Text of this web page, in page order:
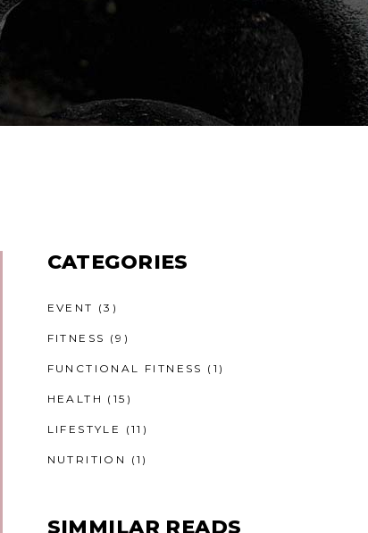
CATEGORIES
EVENT (3)
FITNESS (9)
FUNCTIONAL FITNESS (1)
HEALTH (15)
LIFESTYLE (11)
NUTRITION (1)
SIMMILAR READS